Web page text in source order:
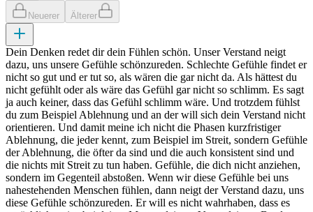
Neuerer Älterer
Dein Denken redet dir dein Fühlen schön. Unser Verstand neigt
dazu, uns unsere Gefühle schönzureden. Schlechte Gefühle findet er
nicht so gut und er tut so, als wären die gar nicht da. Als hättest du
nicht gefühlt oder als wäre das Gefühl gar nicht so schlimm. Es sagt
ja auch keiner, dass das Gefühl schlimm wäre. Und trotzdem fühlst
du zum Beispiel Ablehnung und an der will sich dein Verstand nicht
orientieren. Und damit meine ich nicht die Phasen kurzfristiger
Ablehnung, die jeder kennt, zum Beispiel im Streit, sondern Gefühle
der Ablehnung, die öfter da sind und die auch konsistent sind und
die nichts mit Streit zu tun haben. Gefühle, die dich nicht anziehen,
sondern im Gegenteil abstoßen. Wenn wir diese Gefühle bei uns
nahestehenden Menschen fühlen, dann neigt der Verstand dazu, uns
diese Gefühle schönzureden. Er will es nicht wahrhaben, dass es